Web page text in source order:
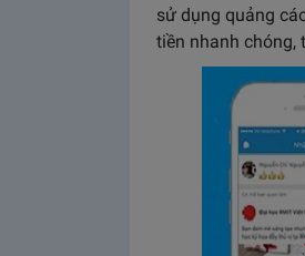
sử dụng quảng
tiền nhanh chóng,